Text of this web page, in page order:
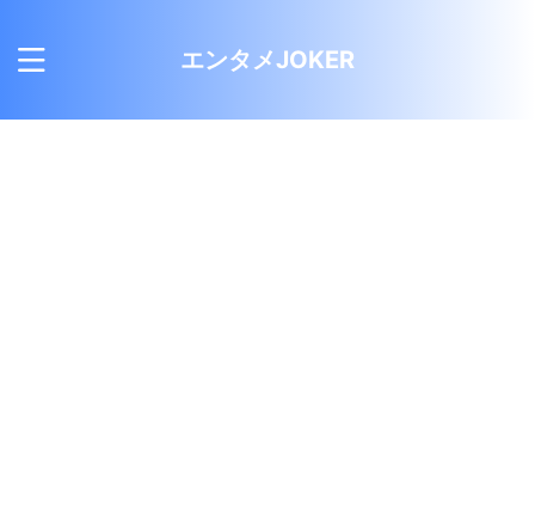
エンタメJOKER